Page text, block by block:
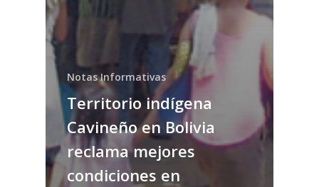
Notas Informativas
Territorio indígena
Cavineño en Bolivia
reclama mejores
condiciones en